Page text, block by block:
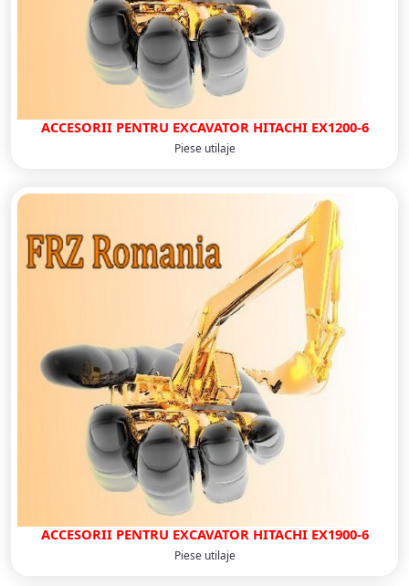
ACCESORII PENTRU EXCAVATOR HITACHI EX1200-6
Piese utilaje
ACCESORII PENTRU EXCAVATOR HITACHI EX1900-6
Piese utilaje